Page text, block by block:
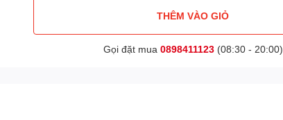
THÊM VÀO GIỎ
Gọi đặt mua 0898411123(08:30 - 20:00)